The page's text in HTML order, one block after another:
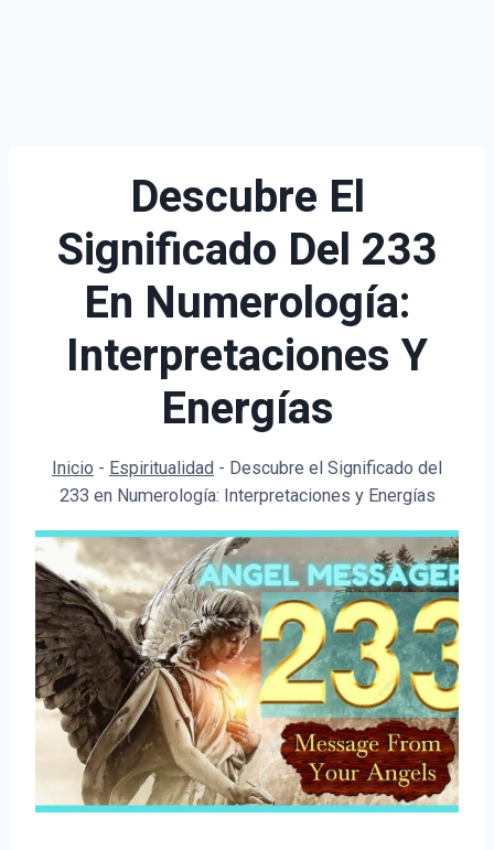
Descubre El
Significado Del 233
En Numerología:
Interpretaciones Y
Energías
Inicio - Espiritualidad - Descubre el Significado del
233 en Numerología: Interpretaciones y Energías